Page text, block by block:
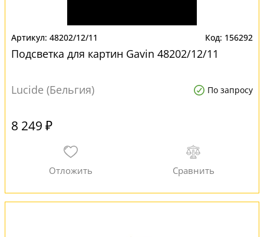
48202/12/11 156292
Подсветка для картин Gavin 48202/12/11
Lucide (Бельгия) По запросу
8 249 ₽